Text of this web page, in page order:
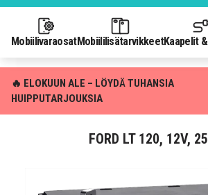
MobiilivaraosatMobiililisätarvikkeetKaapelit
🔥 ELOKUUN ALE – LÖYDÄ TUHANSIA
HUIPPUTARJOUKSIA
FORD LT 120, 12V,